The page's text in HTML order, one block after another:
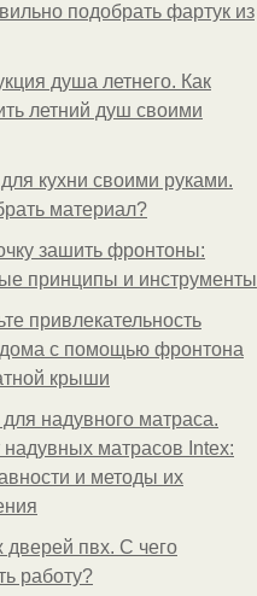
подобрать фартук из
душа летнего. Как
летний душ своими
кухни своими руками.
материал?
зашить фронтоны:
принципы и инструменты
привлекательность
дома с помощью фронтона
крыши
надувного матраса.
надувных матрасов Intex:
и методы их
дверей пвх. С чего
работу?